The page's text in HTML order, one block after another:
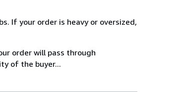
If your order is heavy or oversized,
order will pass through
of the buyer...